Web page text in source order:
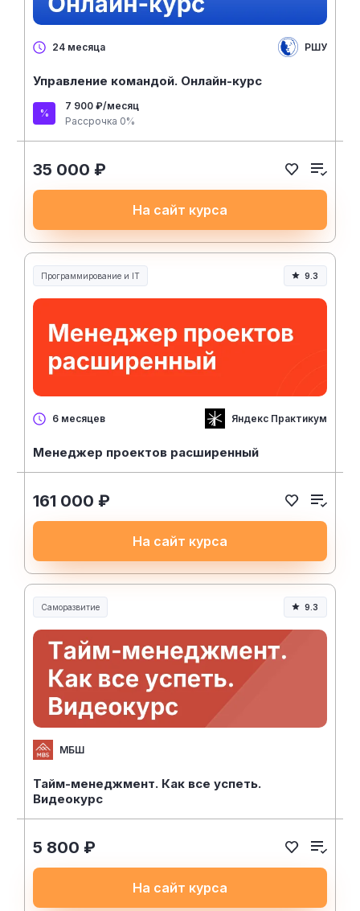
24 месяца РШУ
Управление командой. Онлайн-курс
7 900 ₽/месяц
Рассрочка 0%
35 000 ₽
На сайт курса
Программирование и IT 9.3
6 месяцев Яндекс Практикум
Менеджер проектов расширенный
161 000 ₽
На сайт курса
Саморазвитие 9.3
МБШ
Тайм-менеджмент. Как все успеть.
Видеокурс
5 800 ₽
На сайт курса